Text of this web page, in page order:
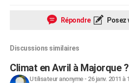
Répondre
Discussions similaires
Climat en Avril à Majorque ?
Utilisateur anonyme- 26 janv. 2011 à